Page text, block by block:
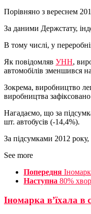
Порівняно з вереснем
За даними Держстату,
В тому числі, у
Як повідомляв УНН,
автомобілів зменшився
Зокрема, виробництво
виробництва
Нагадаємо, що за
шт. автобусів (-14,4%).
За підсумками 2012
See more
Попередня
Наступна 80%
Іномарка в’їхала в